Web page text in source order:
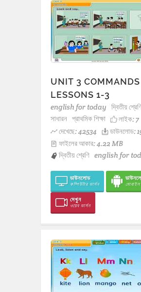
UNIT 3 COMMANDS
LESSONS 1-3
english for today দ্বিতীয়
সাধারন প্রাথমিক শিক্ষা লাইক:7
দেখেছে: 42534
ডাউনলোড:
ফাইলের আকার: 4.22 MB
দ্বিতীয় শ্রেণি english for
ডাউনলোড
কম্পিউটার ভার্সন মোবাইল
দেখুন
ওয়েব ভার্সন